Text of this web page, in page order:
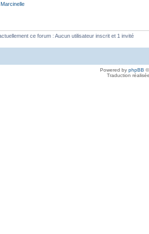
ce forum : Aucun utilisateur inscrit et 1 invité
Powered by phpBB
Traduction